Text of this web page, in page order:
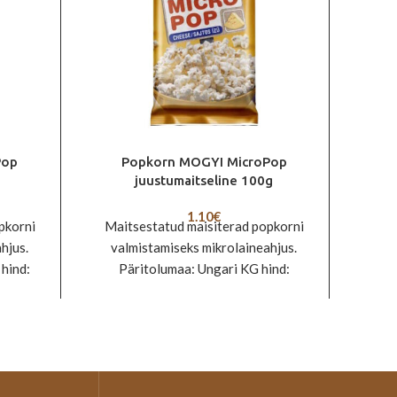
Popkorn MOGYI MicroPop
juustumaitseline 100g
1.10€
Maitsestatud maisiterad popkorni
valmistamiseks mikrolaineahjus.
Päritolumaa: Ungari KG hind: